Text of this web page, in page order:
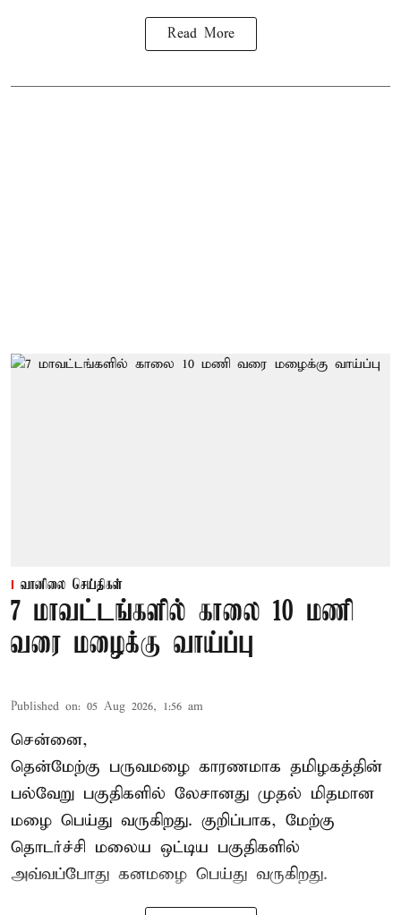
Read More
வானிலை செய்திகள்
7 மாவட்டங்களில் காலை 10 மணி
வரை மழைக்கு வாய்ப்பு
Published on: 05 Aug 2026, 1:56 am
சென்னை,
தென்மேற்கு பருவமழை காரணமாக தமிழகத்தின்
பல்வேறு பகுதிகளில் லேசானது முதல் மிதமான
மழை பெய்து வருகிறது. குறிப்பாக, மேற்கு
தொடர்ச்சி மலைய ஒட்டிய பகுதிகளில்
அவ்வப்போது கனமழை பெய்து வருகிறது.